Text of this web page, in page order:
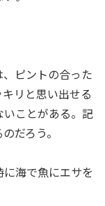
ピントの合った
リと思い出せる
いことがある。記
だろう。
海で魚にエサを